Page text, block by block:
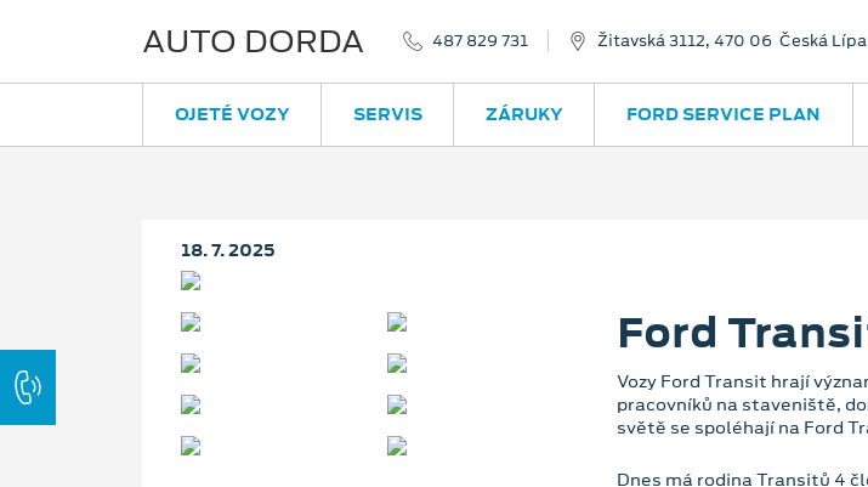
AUTO DORDA 487 829 731 Žitavská 3112, 470 06 Česká Lípa
OJETÉ VOZY SERVIS ZÁRUKY FORD SERVICE PLAN
18. 7. 2025
Ford
Vozy Ford Transit hrají
pracovníků na staveniště,
světě se spoléhají na Ford
Dnes má rodina Transitů 4